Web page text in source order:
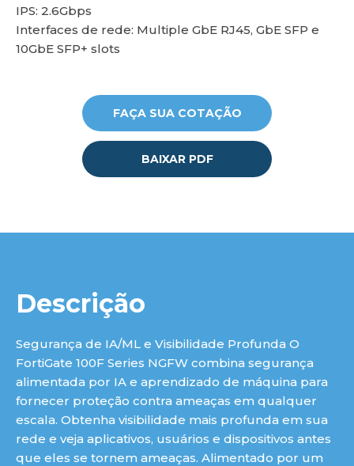
IPS: 2.6Gbps
Interfaces de rede: Multiple GbE RJ45, GbE SFP e
10GbE SFP+ slots
FAÇA SUA COTAÇÃO
BAIXAR PDF
Descrição
Segurança de IA/ML e Visibilidade Profunda O
FortiGate 100F Series NGFW combina segurança
alimentada por IA e aprendizado de máquina para
fornecer proteção contra ameaças em qualquer
escala. Obtenha visibilidade mais profunda em sua
rede e veja aplicativos, usuários e dispositivos antes
que eles se tornem ameaças. Alimentado por um